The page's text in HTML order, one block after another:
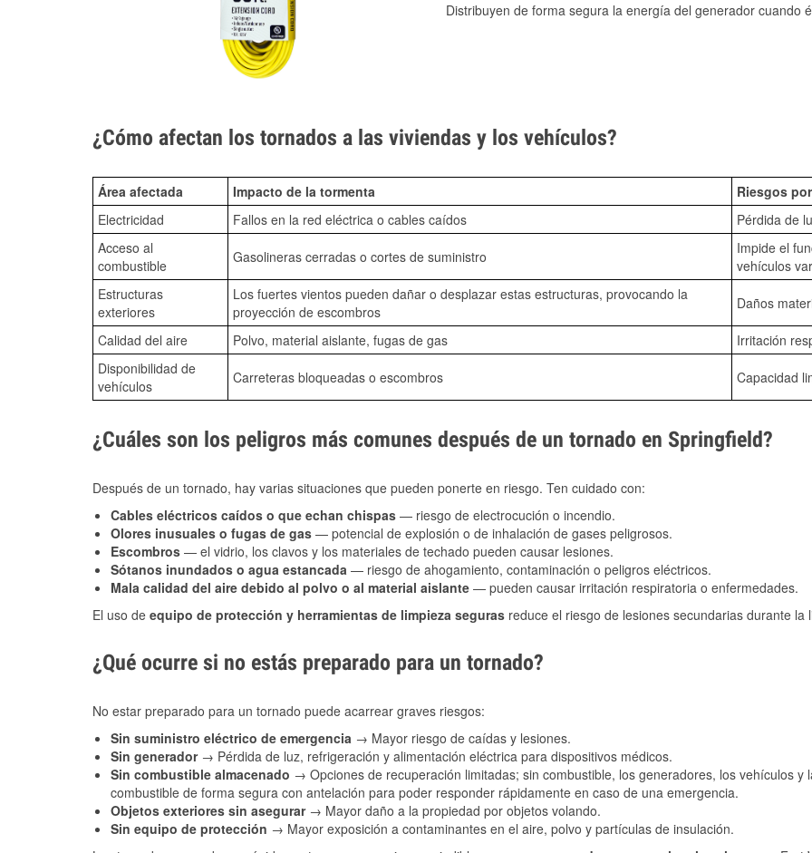
Distribuyen de forma segura la energía del generador cuando
¿Cómo afectan los tornados a las viviendas y los vehículos?
Área afectada Impacto de la tormenta
Riesgos
Electricidad
Fallos en la red eléctrica o cables caídos
Pérdida de
Acceso al
combustible
Gasolineras cerradas o cortes de suministro
Impide el
vehículos
Estructuras
exteriores
Los fuertes vientos pueden dañar o desplazar estas estructuras, provocando la
proyección de escombros
Daños
Calidad del aire Polvo, material aislante, fugas de gas
Irritación
Disponibilidad de
vehículos
Carreteras bloqueadas o escombros Capacidad
¿Cuáles son los peligros más comunes después de un tornado en Springfield?
Después de un tornado, hay varias situaciones que pueden ponerte en riesgo. Ten cuidado con:
Cables eléctricos caídos o que echan chispas — riesgo de electrocución o incendio.
Olores inusuales o fugas de gas — potencial de explosión o de inhalación de gases peligrosos.
Escombros — el vidrio, los clavos y los materiales de techado pueden causar lesiones.
Sótanos inundados o agua estancada — riesgo de ahogamiento, contaminación o peligros eléctricos.
Mala calidad del aire debido al polvo o al material aislante — pueden causar irritación respiratoria o enfermedades.
El uso de equipo de protección y herramientas de limpieza seguras reduce el riesgo de lesiones secundarias durante la
¿Qué ocurre si no estás preparado para un tornado?
No estar preparado para un tornado puede acarrear graves riesgos:
Sin suministro eléctrico de emergencia → Mayor riesgo de caídas y lesiones.
Sin generador → Pérdida de luz, refrigeración y alimentación eléctrica para dispositivos médicos.
Sin combustible almacenado → Opciones de recuperación limitadas; sin combustible, los generadores, los vehículos
combustible de forma segura con antelación para poder responder rápidamente en caso de una emergencia.
Objetos exteriores sin asegurar → Mayor daño a la propiedad por objetos volando.
Sin equipo de protección → Mayor exposición a contaminantes en el aire, polvo y partículas de insulación.